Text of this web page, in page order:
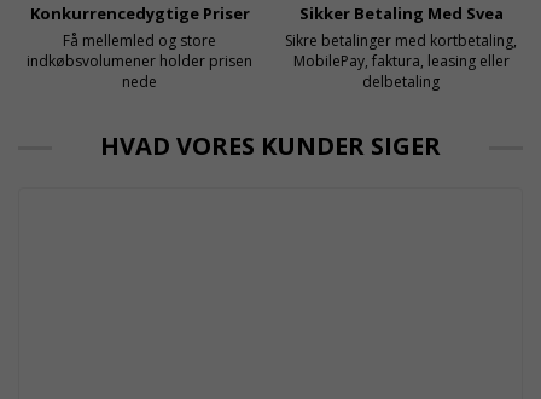
Konkurrencedygtige Priser
Få mellemled og store
indkøbsvolumener holder prisen
nede
Sikker Betaling Med Svea
Sikre betalinger med kortbetaling,
MobilePay, faktura, leasing eller
delbetaling
HVAD VORES KUNDER SIGER